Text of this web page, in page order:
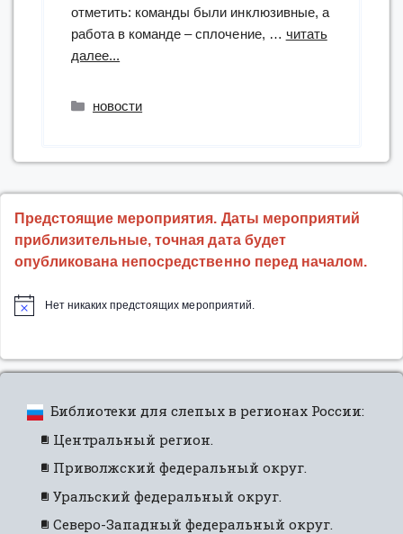
отметить: команды были инклюзивные, а
работа в команде – сплочение, … читать
далее...
Чите»”
Рубрики
новости
Предстоящие мероприятия. Даты мероприятий
приблизительные, точная дата будет
опубликована непосредственно перед началом.
Нет никаких предстоящих мероприятий.
Библиотеки для слепых в регионах России:
Центральный регион.
Приволжский федеральный округ.
Уральский федеральный округ.
Северо-Западный федеральный округ.